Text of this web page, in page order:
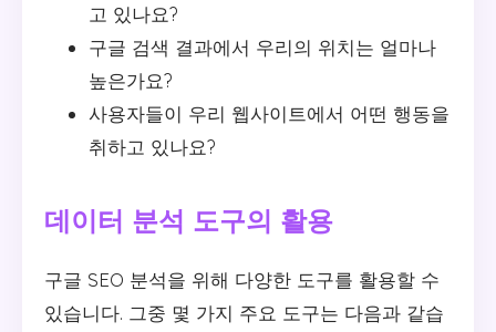
고 있나요?
구글 검색 결과에서 우리의 위치는 얼마나
높은가요?
사용자들이 우리 웹사이트에서 어떤 행동을
취하고 있나요?
데이터 분석 도구의 활용
구글 SEO 분석을 위해 다양한 도구를 활용할 수
있습니다. 그중 몇 가지 주요 도구는 다음과 같습